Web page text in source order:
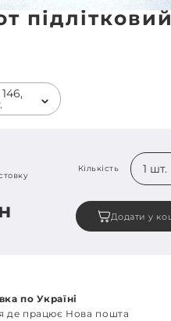
Кількість 1 шт.
Додати у
по Україні
де працює Нова пошта